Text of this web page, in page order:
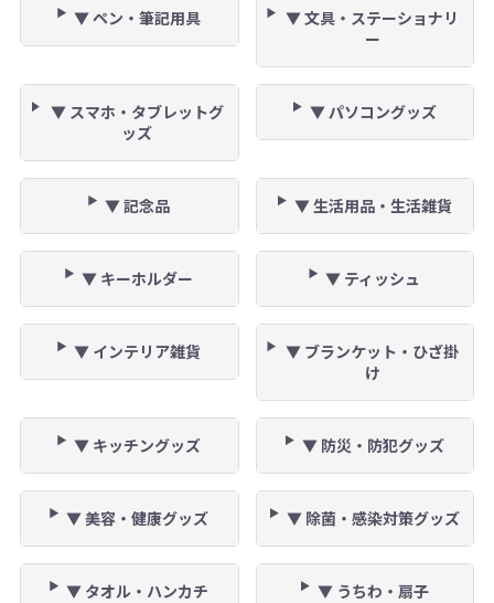
▼ ペン・筆記用具
▼ 文具・ステーショナリ
ー
▼ スマホ・タブレットグ
ッズ
▼ パソコングッズ
▼ 記念品 ▼ 生活用品・生活雑貨
▼ キーホルダー ▼ ティッシュ
▼ インテリア雑貨
▼ ブランケット・ひざ掛
け
▼ キッチングッズ ▼ 防災・防犯グッズ
▼ 美容・健康グッズ ▼ 除菌・感染対策グッズ
▼ タオル・ハンカチ ▼ うちわ・扇子